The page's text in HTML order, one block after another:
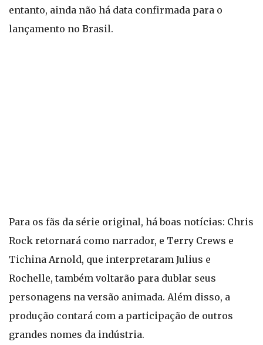
entanto, ainda não há data confirmada para o
lançamento no Brasil.
Para os fãs da série original, há boas notícias: Chris
Rock retornará como narrador, e Terry Crews e
Tichina Arnold, que interpretaram Julius e
Rochelle, também voltarão para dublar seus
personagens na versão animada. Além disso, a
produção contará com a participação de outros
grandes nomes da indústria.